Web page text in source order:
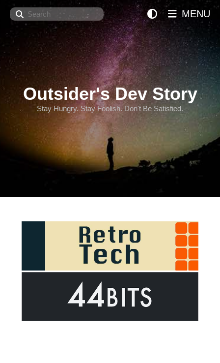
Search
Outsider's Dev Story
Stay Hungry. Stay Foolish. Don't Be Satisfied.
MENU